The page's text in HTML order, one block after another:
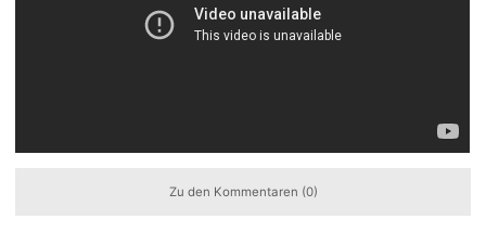
Zu den Kommentaren (0)